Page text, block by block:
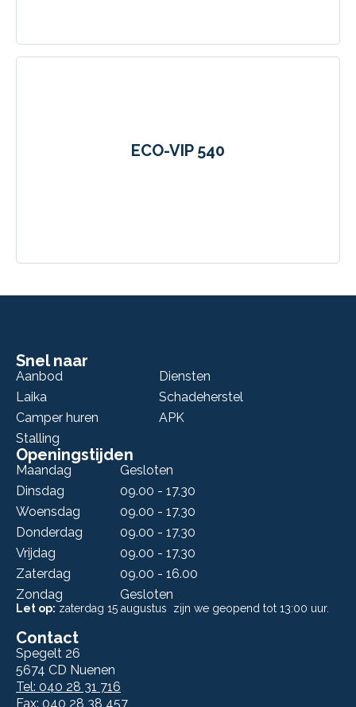
ECO-VIP 540
Snel naar
Aanbod
Laika
Camper huren
Stalling
Diensten
Schadeherstel
APK
Openingstijden
Maandag
Dinsdag
Woensdag
Donderdag
Vrijdag
Zaterdag
Zondag
Gesloten
09.00 - 17.30
09.00 - 17.30
09.00 - 17.30
09.00 - 17.30
09.00 - 16.00
Gesloten
Let op: zaterdag 15 augustus zijn we geopend tot 13:00 uur.
Contact
Spegelt 26
5674 CD Nuenen
Tel: 040 28 31 716
Fax: 040 28 38 457